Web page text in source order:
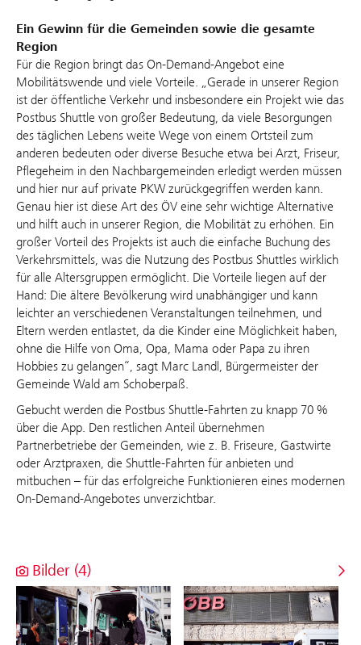
Ein Gewinn für die Gemeinden sowie die gesamte
Region
Für die Region bringt das On-Demand-Angebot eine
Mobilitätswende und viele Vorteile. „Gerade in unserer Region
ist der öffentliche Verkehr und insbesondere ein Projekt wie das
Postbus Shuttle von großer Bedeutung, da viele Besorgungen
des täglichen Lebens weite Wege von einem Ortsteil zum
anderen bedeuten oder diverse Besuche etwa bei Arzt, Friseur,
Pflegeheim in den Nachbargemeinden erledigt werden müssen
und hier nur auf private PKW zurückgegriffen werden kann.
Genau hier ist diese Art des ÖV eine sehr wichtige Alternative
und hilft auch in unserer Region, die Mobilität zu erhöhen. Ein
großer Vorteil des Projekts ist auch die einfache Buchung des
Verkehrsmittels, was die Nutzung des Postbus Shuttles wirklich
für alle Altersgruppen ermöglicht. Die Vorteile liegen auf der
Hand: Die ältere Bevölkerung wird unabhängiger und kann
leichter an verschiedenen Veranstaltungen teilnehmen, und
Eltern werden entlastet, da die Kinder eine Möglichkeit haben,
ohne die Hilfe von Oma, Opa, Mama oder Papa zu ihren
Hobbies zu gelangen“, sagt Marc Landl, Bürgermeister der
Gemeinde Wald am Schoberpaß.
Gebucht werden die Postbus Shuttle-Fahrten zu knapp 70 %
über die App. Den restlichen Anteil übernehmen
Partnerbetriebe der Gemeinden, wie z. B. Friseure, Gastwirte
oder Arztpraxen, die Shuttle-Fahrten für anbieten und
mitbuchen – für das erfolgreiche Funktionieren eines modernen
On-Demand-Angebotes unverzichtbar.
Bilder (4)